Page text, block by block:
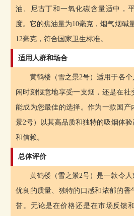
油、尼古丁和一氧化碳含量适中，
度。它的焦油量为10毫克，烟气烟碱
12毫克，符合国家卫生标准。
适用人群和场合
黄鹤楼（雪之景2号）适用于各
闲时刻惬意地享受一支烟，还是在
能成为您最佳的选择。作为一款国产
景2号）以其高品质和独特的吸烟体
和信赖。
总体评价
黄鹤楼（雪之景2号）是一款令
优良的质量、独特的口感和浓郁的香
誉。无论是在价格还是在市场反馈